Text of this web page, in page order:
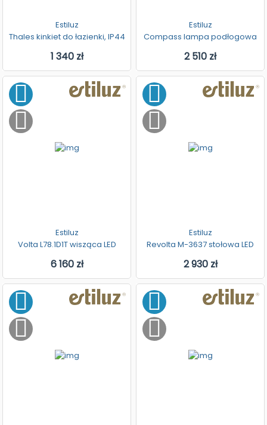
Estiluz
Thales kinkiet do łazienki, IP44
1 340 zł
Estiluz
Compass lampa podłogowa
2 510 zł
Estiluz
Volta L78.1D1T wisząca LED
6 160 zł
Estiluz
Revolta M-3637 stołowa LED
2 930 zł